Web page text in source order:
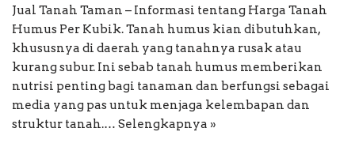
Jual Tanah Taman – Informasi tentang Harga Tanah
Humus Per Kubik. Tanah humus kian dibutuhkan,
khususnya di daerah yang tanahnya rusak atau
kurang subur. Ini sebab tanah humus memberikan
nutrisi penting bagi tanaman dan berfungsi sebagai
media yang pas untuk menjaga kelembapan dan
struktur tanah.… Selengkapnya »